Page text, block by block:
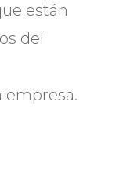
están
del
empresa.